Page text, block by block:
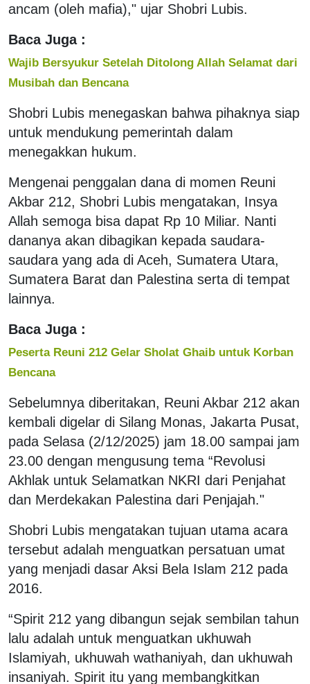
ancam (oleh mafia)," ujar Shobri Lubis.
Baca Juga :
Wajib Bersyukur Setelah Ditolong Allah Selamat dari
Musibah dan Bencana
Shobri Lubis menegaskan bahwa pihaknya siap
untuk mendukung pemerintah dalam
menegakkan hukum.
Mengenai penggalan dana di momen Reuni
Akbar 212, Shobri Lubis mengatakan, Insya
Allah semoga bisa dapat Rp 10 Miliar. Nanti
dananya akan dibagikan kepada saudara-
saudara yang ada di Aceh, Sumatera Utara,
Sumatera Barat dan Palestina serta di tempat
lainnya.
Baca Juga :
Peserta Reuni 212 Gelar Sholat Ghaib untuk Korban
Bencana
Sebelumnya diberitakan, Reuni Akbar 212 akan
kembali digelar di Silang Monas, Jakarta Pusat,
pada Selasa (2/12/2025) jam 18.00 sampai jam
23.00 dengan mengusung tema “Revolusi
Akhlak untuk Selamatkan NKRI dari Penjahat
dan Merdekakan Palestina dari Penjajah."
Shobri Lubis mengatakan tujuan utama acara
tersebut adalah menguatkan persatuan umat
yang menjadi dasar Aksi Bela Islam 212 pada
2016.
“Spirit 212 yang dibangun sejak sembilan tahun
lalu adalah untuk menguatkan ukhuwah
Islamiyah, ukhuwah wathaniyah, dan ukhuwah
insaniyah. Spirit itu yang membangkitkan